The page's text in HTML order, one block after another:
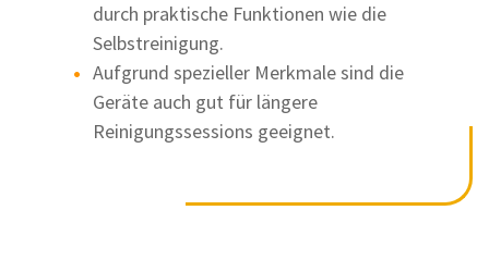
durch praktische Funktionen wie die
Selbstreinigung.
Aufgrund spezieller Merkmale sind die
Geräte auch gut für längere
Reinigungssessions geeignet.